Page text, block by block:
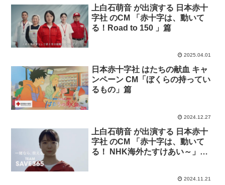
上白石萌音 が出演する 日本赤十
字社 のCM 「赤十字は、動いて
る！Road to 150 」篇
2025.04.01
日本赤十字社 はたちの献血 キャ
ンペーン CM「ぼくらの持ってい
るもの」篇
2024.12.27
上白石萌音 が出演する 日本赤十
字社 のCM 「赤十字は、動いて
る！ NHK海外たすけあい～」篇
2024.11.21